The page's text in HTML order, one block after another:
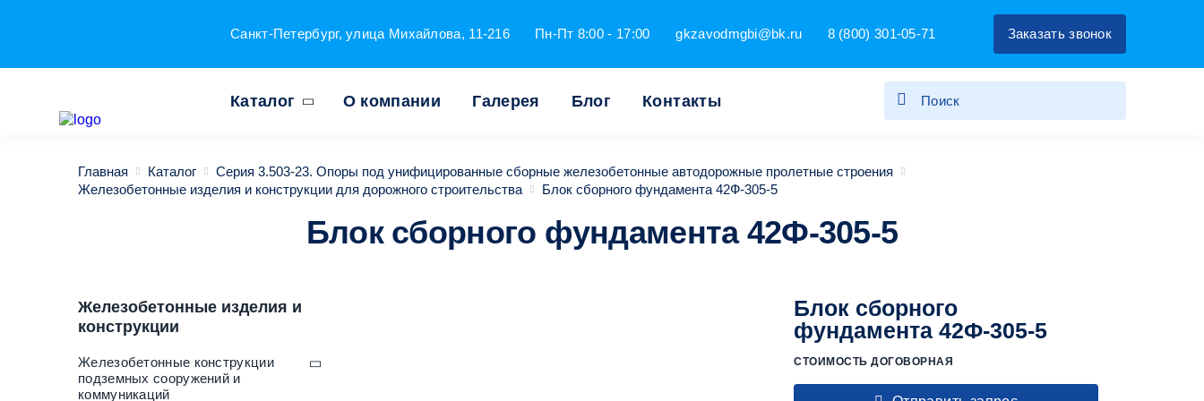
Санкт-Петербург, улица Михайлова, 11-216 Пн-Пт 8:00 - 17:00 gkzavodmgbi@bk.ru 8 (800) 301-05-71 Заказать звонок
Каталог О компании Галерея Блог Контакты
Главная Каталог
Серия 3.503-23. Опоры под унифицированные сборные железобетонные автодорожные пролетные строения
Железобетонные изделия и конструкции для дорожного строительства
Блок сборного фундамента 42Ф-305-5
Блок сборного фундамента 42Ф-305-5
Железобетонные изделия и
конструкции
Железобетонные конструкции
подземных сооружений и
коммуникаций
Блок сборного
фундамента 42Ф-305-5
СТОИМОСТЬ ДОГОВОРНАЯ